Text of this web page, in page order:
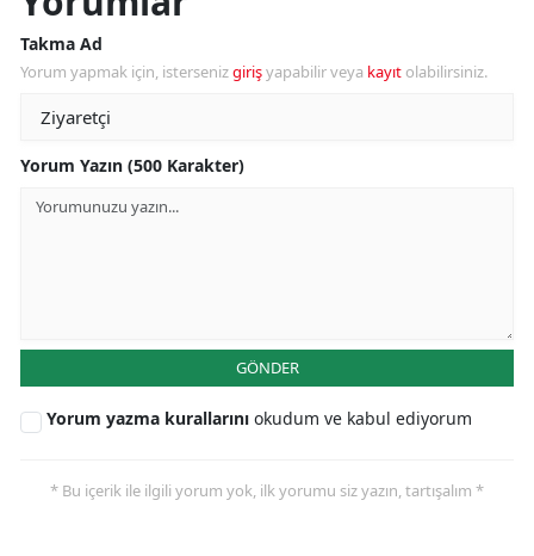
Takma Ad
Yorum yapmak için, istersenizgirişyapabilir veya kayıt olabilirsiniz.
Yorum Yazın (500 Karakter)
GÖNDER
Yorum yazma kurallarını okudum ve kabul ediyorum
* Bu içerik ile ilgili yorum yok, ilk yorumu siz yazın, tartışalım *